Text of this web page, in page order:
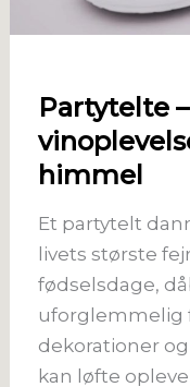
Partytelte
himmel
Et partytelt
livets største
fødselsdage,
uforglemmelig
dekorationer
kan løfte